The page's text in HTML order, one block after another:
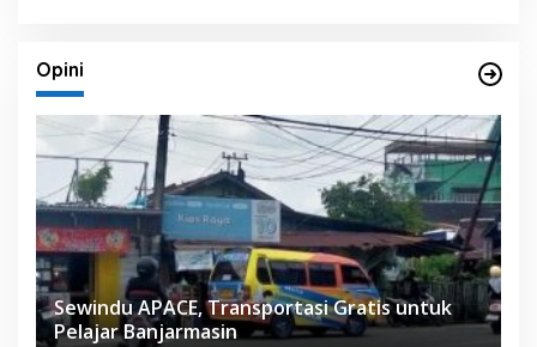
Opini
Sewindu APACE, Transportasi Gratis untuk
Pelajar Banjarmasin